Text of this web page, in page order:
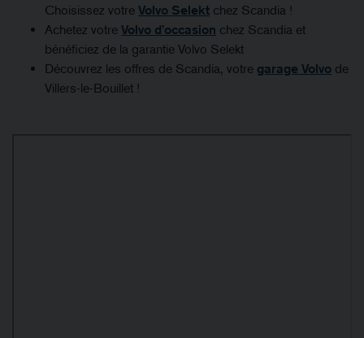
Choisissez votre Volvo Selekt chez Scandia !
Achetez votre Volvo d’occasion chez Scandia et
bénéficiez de la garantie Volvo Selekt
Découvrez les offres de Scandia, votre garage Volvo de
Villers-le-Bouillet !